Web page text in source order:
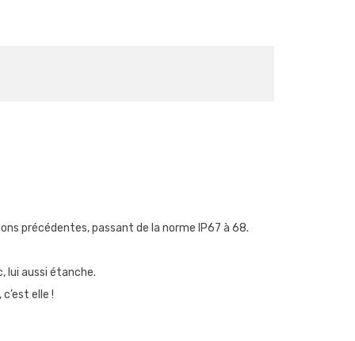
précédentes, passant de la norme IP67 à 68.
lui aussi étanche.
elle !